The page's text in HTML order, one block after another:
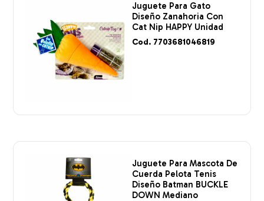
Juguete Para Gato
Diseño Zanahoria Con
Cat Nip HAPPY Unidad
Cod. 7703681046819
Juguete Para Mascota De
Cuerda Pelota Tenis
Diseño Batman BUCKLE
DOWN Mediano